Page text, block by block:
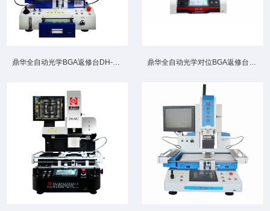
鼎华全自动光学BGA返修台DH‑A6 多器件兼容贴片芯片返修设... 鼎华全自动光学对位BGA返修台DH-A5高精度贴装防错位偏移精...